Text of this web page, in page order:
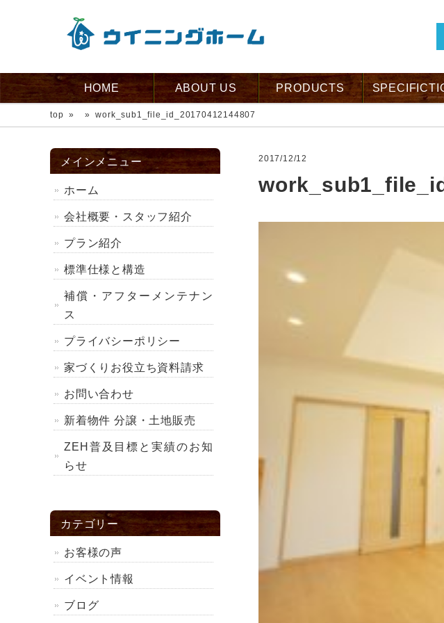
HOME ABOUT US PRODUCTS
top » »work_sub1_file_id_20170412144807
2017/12/12
メインメニュー
ホーム
会社概要・スタッフ紹介
プラン紹介
標準仕様と構造
補償・アフターメンテナン
ス
プライバシーポリシー
家づくりお役立ち資料請求
お問い合わせ
新着物件 分譲・土地販売
ZEH普及目標と実績のお知
らせ
カテゴリー
お客様の声
イベント情報
ブログ